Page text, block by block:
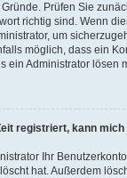
Prüfen Sie
richtig sind. Wenn
um
möglich, dass ein
ein Administrator lösen
registriert, kann
Ihr
hat. Außerdem